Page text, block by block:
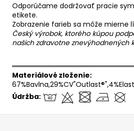
Odporúčame dodržovať pracie
etikete.
Zobrazenie farieb sa môže mierne
Český výrobok, ktorého kúpou
našich zdravotne znevýhodnených
Materiálové zloženie:
Údržba: